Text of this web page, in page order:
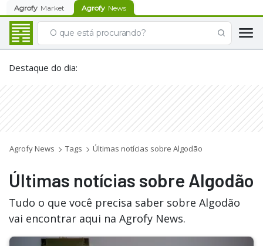
Agrofy Market Agrofy News
Destaque do dia:
Agrofy News Tags Últimas notícias sobre Algodão
Últimas notícias sobre Algodão
Tudo o que você precisa saber sobre Algodão
vai encontrar aqui na Agrofy News.